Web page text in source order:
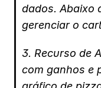
dados. Abaixo
gerenciar o
3. Recurso de
com ganhos e